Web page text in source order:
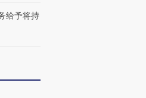
给予将持